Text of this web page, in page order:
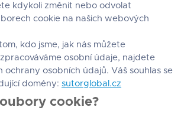
kdykoli změnit nebo odvolat
cookie na našich webových
kdo jsme, jak nás můžete
osobní údaje, najdete
ochrany osobních údajů. Váš souhlas se
domény: sutorglobal.cz
cookie?